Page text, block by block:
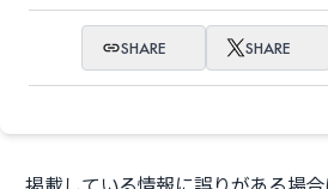
Dannie May
SHARE SHARE